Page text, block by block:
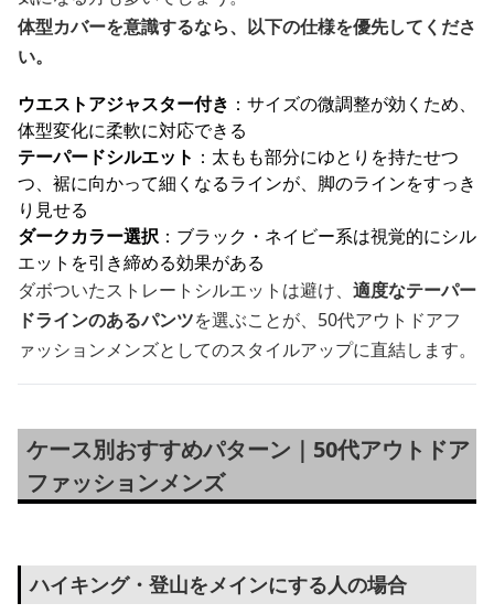
体型カバーを意識するなら、以下の仕様を優先してくださ
い。
ウエストアジャスター付き ：サイズの微調整が効くため、
体型変化に柔軟に対応できる
テーパードシルエット ：太もも部分にゆとりを持たせつ
つ、裾に向かって細くなるラインが、脚のラインをすっき
り見せる
ダークカラー選択 ：ブラック・ネイビー系は視覚的にシル
エットを引き締める効果がある
ダボついたストレートシルエットは避け、 適度なテーパー
ドラインのあるパンツを選ぶことが、50代アウトドアフ
ァッションメンズとしてのスタイルアップに直結します。
ケース別おすすめパターン｜50代アウトドア
ファッションメンズ
ハイキング・登山をメインにする人の場合